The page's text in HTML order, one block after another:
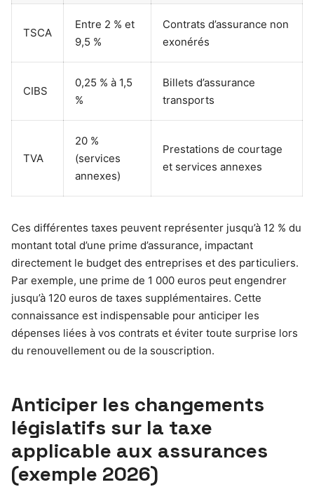
TSCA
Entre 2 % et
9,5 %
Contrats d’assurance non
exonérés
CIBS
0,25 % à 1,5
%
Billets d’assurance
transports
TVA
20 %
(services
annexes)
Prestations de courtage
et services annexes
Ces différentes taxes peuvent représenter jusqu’à 12 % du
montant total d’une prime d’assurance, impactant
directement le budget des entreprises et des particuliers.
Par exemple, une prime de 1 000 euros peut engendrer
jusqu’à 120 euros de taxes supplémentaires. Cette
connaissance est indispensable pour anticiper les
dépenses liées à vos contrats et éviter toute surprise lors
du renouvellement ou de la souscription.
Anticiper les changements
législatifs sur la taxe
applicable aux assurances
(exemple 2026)